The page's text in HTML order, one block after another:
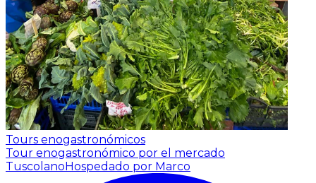
Tours enogastronómicos
Tour enogastronómico por el mercado
TuscolanoHospedado por Marco